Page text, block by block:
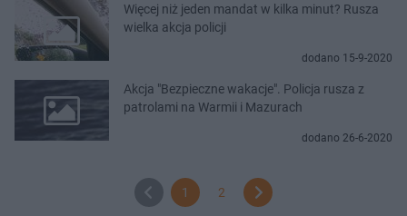
Więcej niż jeden mandat w kilka minut? Rusza
wielka akcja policji
dodano 15-9-2020
Akcja "Bezpieczne wakacje". Policja rusza z
patrolami na Warmii i Mazurach
dodano 26-6-2020
1 2